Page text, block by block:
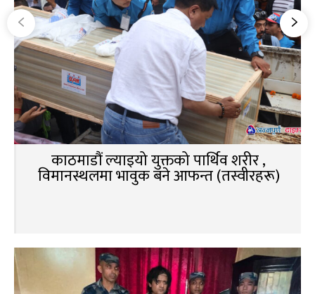
काठमाडौं ल्याइयो युक्तको पार्थिव शरीर ,
विमानस्थलमा भावुक बने आफन्त (तस्वीरहरू)